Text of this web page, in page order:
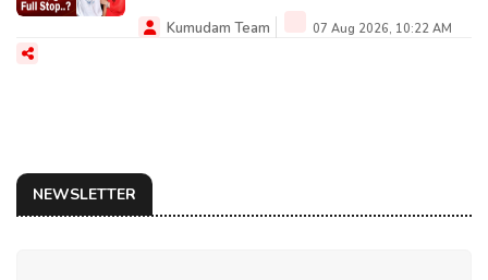
Kumudam Team 07 Aug 2026, 10:22 AM
NEWSLETTER